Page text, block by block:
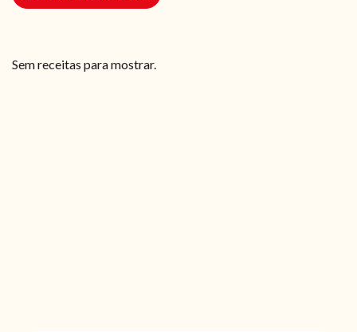
Sem receitas para mostrar.